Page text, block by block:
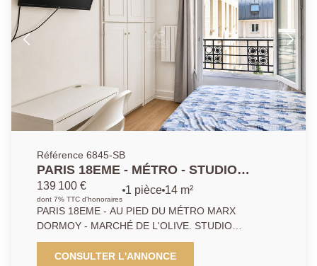
Référence 6845-SB
PARIS 18EME - MÉTRO - STUDIO
LUMINEUX - MARCHÉ DE L'OLIVE
139 100 €
dont 7% TTC d'honoraires
1 pièce 14 m²
PARIS 18EME - AU PIED DU MÉTRO MARX
DORMOY - MARCHÉ DE L'OLIVE. STUDIO
LUMINEUX Au sein d'un immeuble ancien très
charmant construit en brique dans les années 1930,
CONSULTER L'ANNONCE